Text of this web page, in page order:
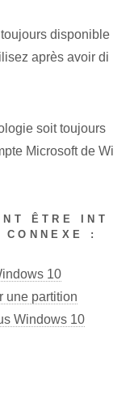
disponible
après avoir di
soit toujours
Microsoft de Wi
ÊTRE INT
CONNEXE :
10
une partition
Windows 10